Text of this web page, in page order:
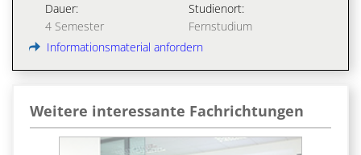
Dauer:
4 Semester
Studienort:
Fernstudium
Informationsmaterial anfordern
Weitere interessante Fachrichtungen